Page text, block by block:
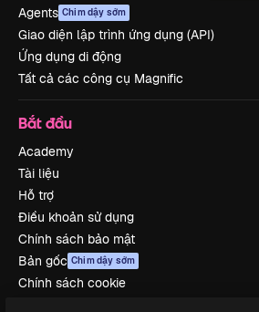
Agents Chim dậy sớm
Giao diện lập trình ứng dụng (API)
Ứng dụng di động
Tất cả các công cụ Magnific
Bắt đầu
Academy
Tài liệu
Hỗ trợ
Điều khoản sử dụng
Chính sách bảo mật
Bản gốc Chim dậy sớm
Chính sách cookie